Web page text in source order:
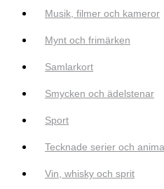
Musik, filmer och kameror
Mynt och frimärken
Samlarkort
Smycken och ädelstenar
Sport
Tecknade serier och
Vin, whisky och sprit